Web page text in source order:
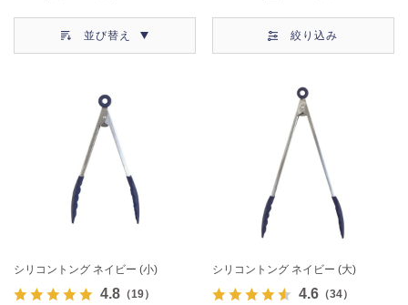
並び替え 絞り込み
シリコントング ネイビー (小)
4.8（19）
シリコントング ネイビー (大)
4.6（34）